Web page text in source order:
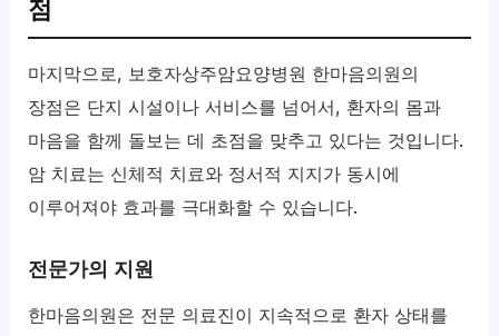
점
마지막으로, 보호자상주암요양병원 한마음의원의
장점은 단지 시설이나 서비스를 넘어서, 환자의 몸과
마음을 함께 돌보는 데 초점을 맞추고 있다는 것입니다.
암 치료는 신체적 치료와 정서적 지지가 동시에
이루어져야 효과를 극대화할 수 있습니다.
전문가의 지원
한마음의원은 전문 의료진이 지속적으로 환자 상태를